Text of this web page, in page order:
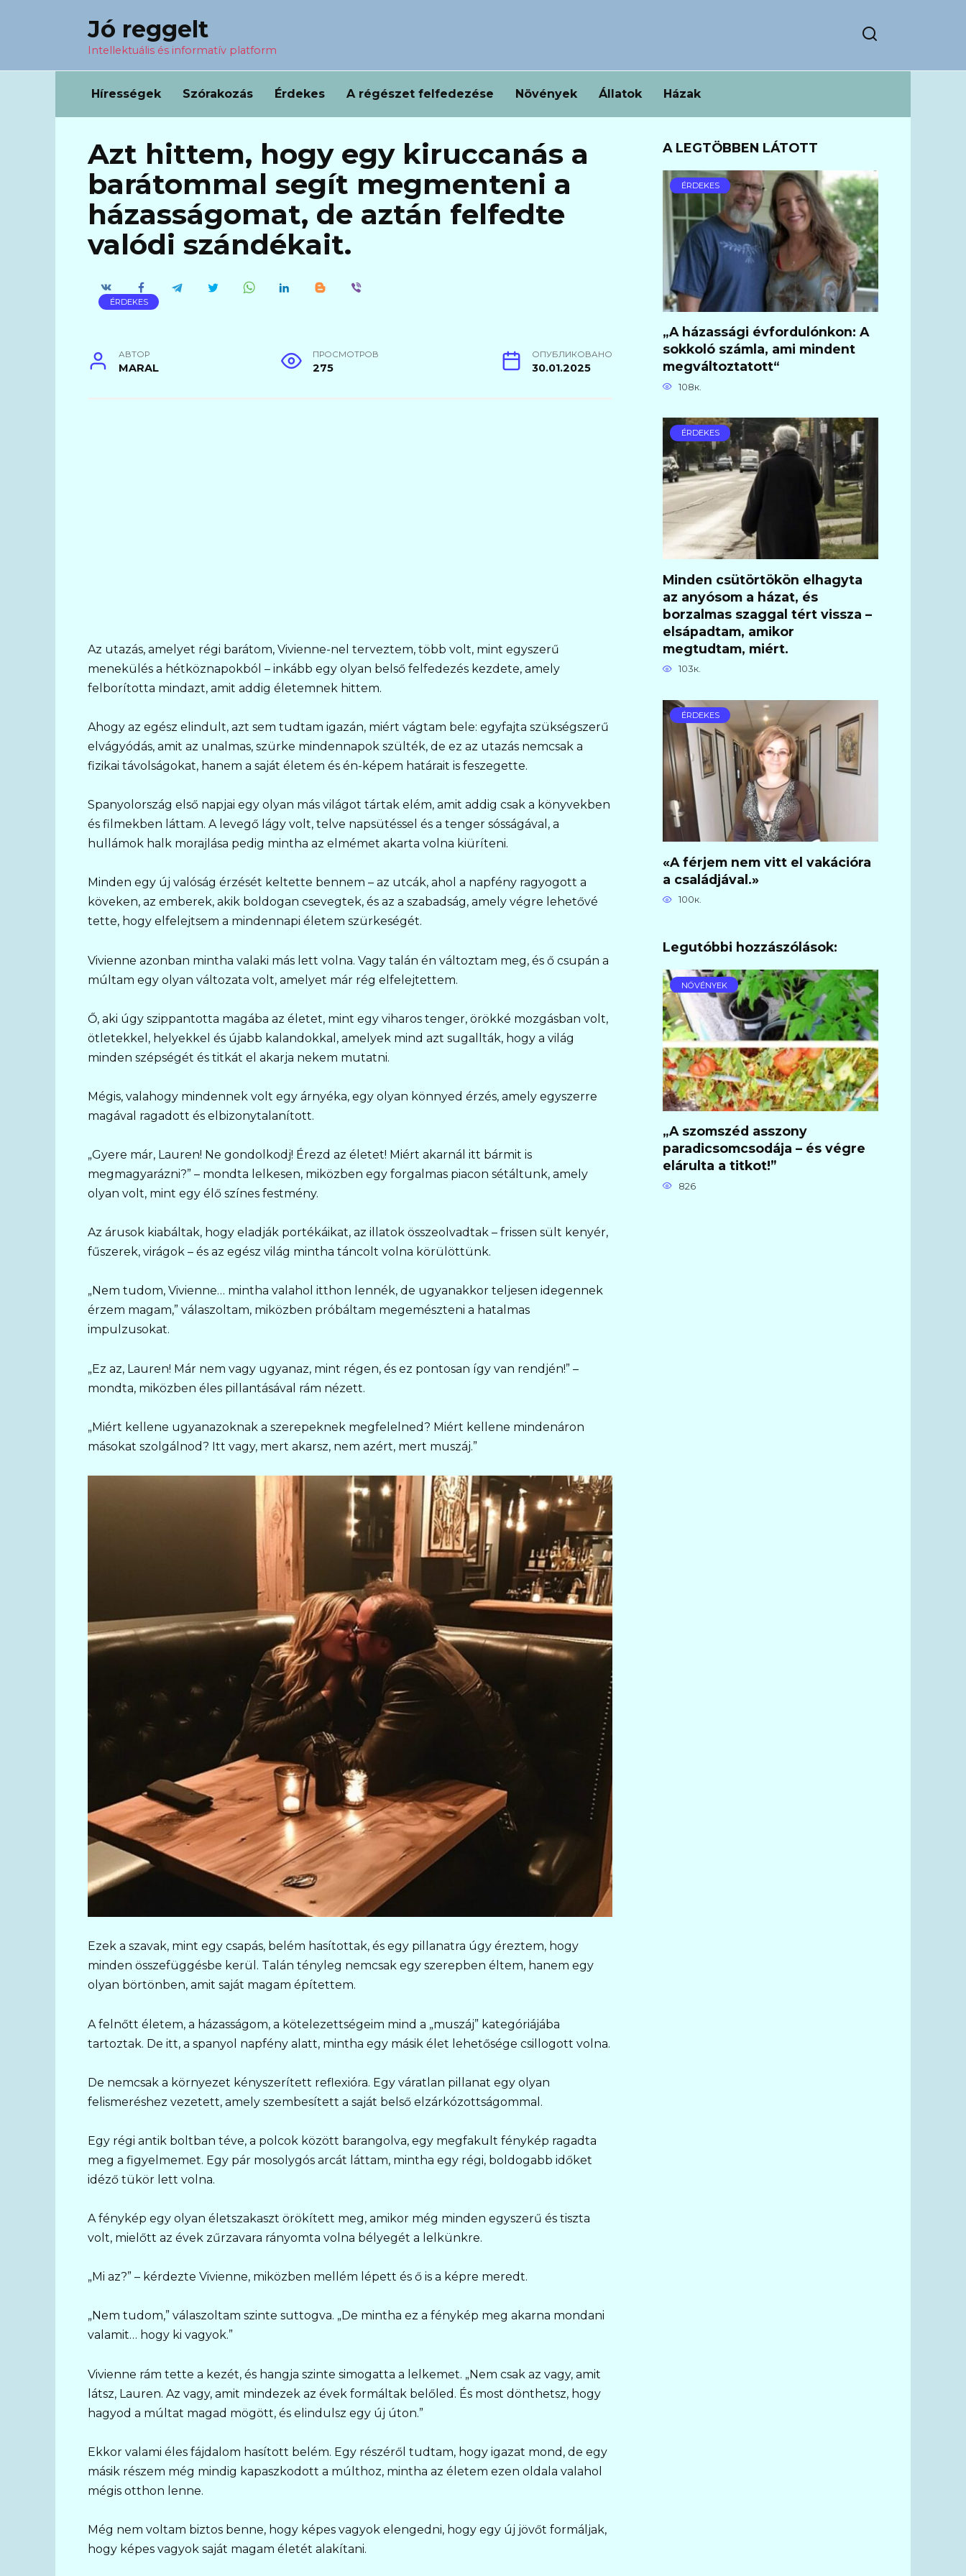
Jó reggelt
Intellektuális és informatív platform
Hírességek Szórakozás Érdekes A régészet felfedezése Növények Állatok Házak
Azt hittem, hogy egy kiruccanás a
barátommal segít megmenteni a
házasságomat, de aztán felfedte
valódi szándékait.
ÉRDEKES
АВТОР
MARAL
ПРОСМОТРОВ
275
ОПУБЛИКОВАНО
30.01.2025
Az utazás, amelyet régi barátom, Vivienne-nel terveztem, több volt, mint egyszerű
menekülés a hétköznapokból – inkább egy olyan belső felfedezés kezdete, amely
felborította mindazt, amit addig életemnek hittem.
Ahogy az egész elindult, azt sem tudtam igazán, miért vágtam bele: egyfajta szükségszerű
elvágyódás, amit az unalmas, szürke mindennapok szülték, de ez az utazás nemcsak a
fizikai távolságokat, hanem a saját életem és én-képem határait is feszegette.
Spanyolország első napjai egy olyan más világot tártak elém, amit addig csak a könyvekben
és filmekben láttam. A levegő lágy volt, telve napsütéssel és a tenger sósságával, a
hullámok halk morajlása pedig mintha az elmémet akarta volna kiüríteni.
Minden egy új valóság érzését keltette bennem – az utcák, ahol a napfény ragyogott a
köveken, az emberek, akik boldogan csevegtek, és az a szabadság, amely végre lehetővé
tette, hogy elfelejtsem a mindennapi életem szürkeségét.
Vivienne azonban mintha valaki más lett volna. Vagy talán én változtam meg, és ő csupán a
múltam egy olyan változata volt, amelyet már rég elfelejtettem.
Ő, aki úgy szippantotta magába az életet, mint egy viharos tenger, örökké mozgásban volt,
ötletekkel, helyekkel és újabb kalandokkal, amelyek mind azt sugallták, hogy a világ
minden szépségét és titkát el akarja nekem mutatni.
Mégis, valahogy mindennek volt egy árnyéka, egy olyan könnyed érzés, amely egyszerre
magával ragadott és elbizonytalanított.
„Gyere már, Lauren! Ne gondolkodj! Érezd az életet! Miért akarnál itt bármit is
megmagyarázni?” – mondta lelkesen, miközben egy forgalmas piacon sétáltunk, amely
olyan volt, mint egy élő színes festmény.
Az árusok kiabáltak, hogy eladják portékáikat, az illatok összeolvadtak – frissen sült kenyér,
fűszerek, virágok – és az egész világ mintha táncolt volna körülöttünk.
„Nem tudom, Vivienne… mintha valahol itthon lennék, de ugyanakkor teljesen idegennek
érzem magam,” válaszoltam, miközben próbáltam megemészteni a hatalmas
impulzusokat.
„Ez az, Lauren! Már nem vagy ugyanaz, mint régen, és ez pontosan így van rendjén!” –
mondta, miközben éles pillantásával rám nézett.
„Miért kellene ugyanazoknak a szerepeknek megfelelned? Miért kellene mindenáron
másokat szolgálnod? Itt vagy, mert akarsz, nem azért, mert muszáj.”
Ezek a szavak, mint egy csapás, belém hasítottak, és egy pillanatra úgy éreztem, hogy
minden összefüggésbe kerül. Talán tényleg nemcsak egy szerepben éltem, hanem egy
olyan börtönben, amit saját magam építettem.
A felnőtt életem, a házasságom, a kötelezettségeim mind a „muszáj” kategóriájába
tartoztak. De itt, a spanyol napfény alatt, mintha egy másik élet lehetősége csillogott volna.
De nemcsak a környezet kényszerített reflexióra. Egy váratlan pillanat egy olyan
felismeréshez vezetett, amely szembesített a saját belső elzárkózottságommal.
Egy régi antik boltban téve, a polcok között barangolva, egy megfakult fénykép ragadta
meg a figyelmemet. Egy pár mosolygós arcát láttam, mintha egy régi, boldogabb időket
idéző tükör lett volna.
A fénykép egy olyan életszakaszt örökített meg, amikor még minden egyszerű és tiszta
volt, mielőtt az évek zűrzavara rányomta volna bélyegét a lelkünkre.
„Mi az?” – kérdezte Vivienne, miközben mellém lépett és ő is a képre meredt.
„Nem tudom,” válaszoltam szinte suttogva. „De mintha ez a fénykép meg akarna mondani
valamit… hogy ki vagyok.”
Vivienne rám tette a kezét, és hangja szinte simogatta a lelkemet. „Nem csak az vagy, amit
látsz, Lauren. Az vagy, amit mindezek az évek formáltak belőled. És most dönthetsz, hogy
hagyod a múltat magad mögött, és elindulsz egy új úton.”
Ekkor valami éles fájdalom hasított belém. Egy részéről tudtam, hogy igazat mond, de egy
másik részem még mindig kapaszkodott a múlthoz, mintha az életem ezen oldala valahol
mégis otthon lenne.
Még nem voltam biztos benne, hogy képes vagyok elengedni, hogy egy új jövőt formáljak,
hogy képes vagyok saját magam életét alakítani.
A LEGTÖBBEN LÁTOTT
ÉRDEKES
„A házassági évfordulónkon: A
sokkoló számla, ami mindent
megváltoztatott“
108к.
ÉRDEKES
Minden csütörtökön elhagyta
az anyósom a házat, és
borzalmas szaggal tért vissza –
elsápadtam, amikor
megtudtam, miért.
103к.
ÉRDEKES
«A férjem nem vitt el vakációra
a családjával.»
100к.
Legutóbbi hozzászólások:
NÖVÉNYEK
„A szomszéd asszony
paradicsomcsodája – és végre
elárulta a titkot!”
826